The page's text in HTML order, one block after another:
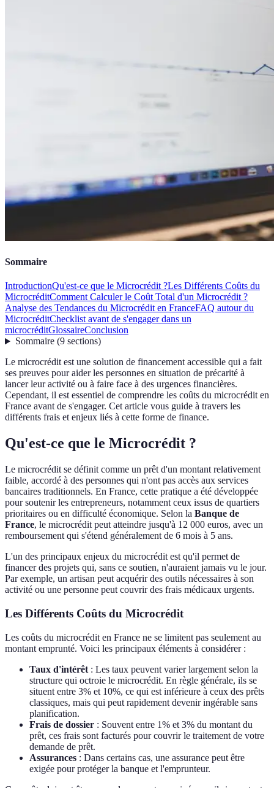
Sommaire
IntroductionQu'est-ce que le Microcrédit ?Les Différents Coûts du
MicrocréditComment Calculer le Coût Total d'un Microcrédit ?
Analyse des Tendances du Microcrédit en FranceFAQ autour du
MicrocréditChecklist avant de s'engager dans un
microcréditGlossaireConclusion
Sommaire(9 sections)
Le microcrédit est une solution de financement accessible qui a fait
ses preuves pour aider les personnes en situation de précarité à
lancer leur activité ou à faire face à des urgences financières.
Cependant, il est essentiel de comprendre les coûts du microcrédit en
France avant de s'engager. Cet article vous guide à travers les
différents frais et enjeux liés à cette forme de finance.
Qu'est-ce que le Microcrédit ?
Le microcrédit se définit comme un prêt d'un montant relativement
faible, accordé à des personnes qui n'ont pas accès aux services
bancaires traditionnels. En France, cette pratique a été développée
pour soutenir les entrepreneurs, notamment ceux issus de quartiers
prioritaires ou en difficulté économique. Selon la Banque de
France, le microcrédit peut atteindre jusqu'à 12 000 euros, avec un
remboursement qui s'étend généralement de 6 mois à 5 ans.
L'un des principaux enjeux du microcrédit est qu'il permet de
financer des projets qui, sans ce soutien, n'auraient jamais vu le jour.
Par exemple, un artisan peut acquérir des outils nécessaires à son
activité ou une personne peut couvrir des frais médicaux urgents.
Les Différents Coûts du Microcrédit
Les coûts du microcrédit en France ne se limitent pas seulement au
montant emprunté. Voici les principaux éléments à considérer :
Taux d'intérêt : Les taux peuvent varier largement selon la
structure qui octroie le microcrédit. En règle générale, ils se
situent entre 3% et 10%, ce qui est inférieure à ceux des prêts
classiques, mais qui peut rapidement devenir ingérable sans
planification.
Frais de dossier : Souvent entre 1% et 3% du montant du
prêt, ces frais sont facturés pour couvrir le traitement de votre
demande de prêt.
Assurances : Dans certains cas, une assurance peut être
exigée pour protéger la banque et l'emprunteur.